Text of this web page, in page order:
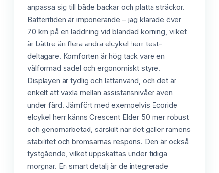
anpassa sig till både backar och platta sträckor.
Batteritiden är imponerande – jag klarade över
70 km på en laddning vid blandad körning, vilket
är bättre än flera andra elcykel herr test-
deltagare. Komforten är hög tack vare en
välformad sadel och ergonomiskt styre.
Displayen är tydlig och lättanvänd, och det är
enkelt att växla mellan assistansnivåer även
under färd. Jämfört med exempelvis Ecoride
elcykel herr känns Crescent Elder 50 mer robust
och genomarbetad, särskilt när det gäller ramens
stabilitet och bromsarnas respons. Den är också
tystgående, vilket uppskattas under tidiga
morgnar. En smart detalj är de integrerade